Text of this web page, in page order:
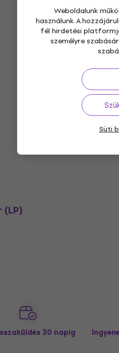
Weboldalunk
használunk. A
fél hirdetési
személyre
Süti
30 napig